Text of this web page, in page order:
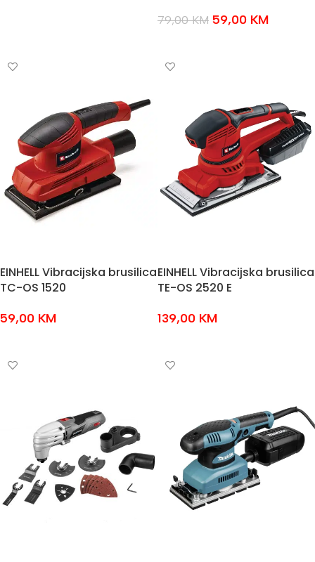
79,00KM 59,00 KM
EINHELL Vibracijska brusilica
TC-OS 1520
59,00 KM
EINHELL Vibracijska brusilica
TE-OS 2520 E
139,00 KM